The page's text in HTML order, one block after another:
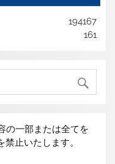
194167
161
の一部または全てを
止いたします。